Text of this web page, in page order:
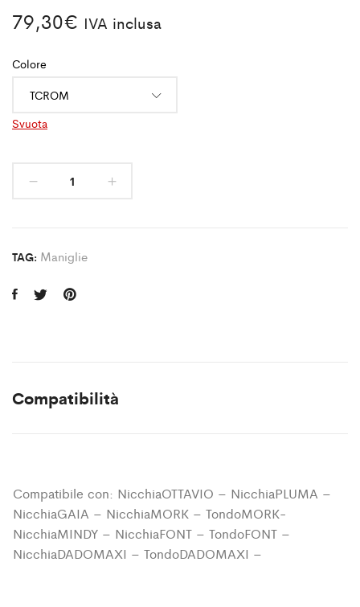
79,30€ IVA inclusa
Colore
Svuota
TAG: Maniglie
Compatibilità
Compatibile con: NicchiaOTTAVIO – NicchiaPLUMA –
NicchiaGAIA – NicchiaMORK – TondoMORK-
NicchiaMINDY – NicchiaFONT – TondoFONT –
NicchiaDADOMAXI – TondoDADOMAXI –